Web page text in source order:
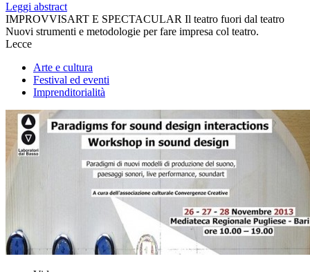
Leggi abstract
IMPROVVISART E SPECTACULAR Il teatro fuori dal teatro
Nuovi strumenti e metodologie per fare impresa col teatro.
Lecce
Arte e cultura
Festival ed eventi
Imprenditorialità